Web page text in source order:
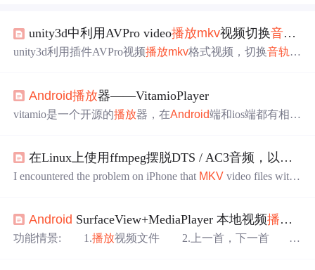
unity3d中利用AVPro video播放mkv视频切换音轨
unity3d利用插件AVPro视频播放mkv格式视频，切换音轨，
持 mkv）插件AVPro o video 1.9.7导入Unity （AVPro o video
1.9.7，某宝55，挡人财路犹如杀人父母，插件我就不提供
Android播放器——VitamioPlayer
vitamio是一个开源的播放器，在Android端和ios端都有相应
4，MOV，TS，RMVB等常见格式的视频，还可以在Andr
oid与 iOS 上跨平台支持 MMS, RTSP, RTMP, HLS(m3u8)
在Linux上使用ffmpeg摆脱DTS / AC3音频，以在iOS或
I encountered the problem on iPhone that MKV video files with
he media player...
Android SurfaceView+MediaPlayer 本地视频播放
功能情景: 1.播放视频文件 2.上一首，下一首 3.